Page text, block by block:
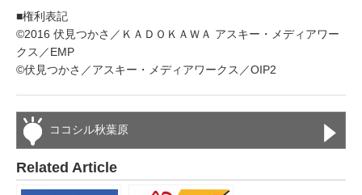
■権利表記
©2016 伏見つかさ／ＫＡＤＯＫＡＷＡ アスキー・メディアワー
クス／EMP
©伏見つかさ／アスキー・メディアワークス／OIP2
ココシル秋葉原
Related Article